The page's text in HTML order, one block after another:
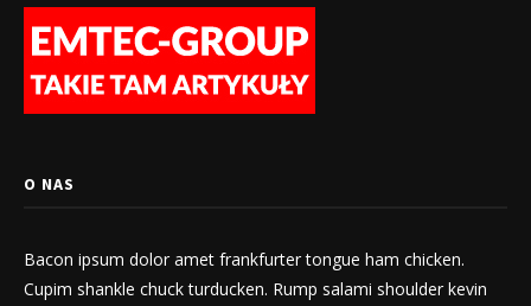
O NAS
Bacon ipsum dolor amet frankfurter tongue ham chicken.
Cupim shankle chuck turducken. Rump salami shoulder kevin